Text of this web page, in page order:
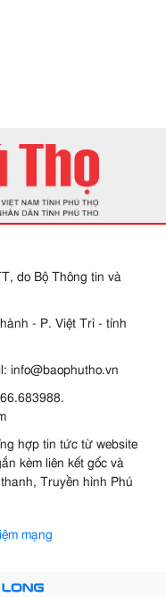
do Bộ Thông tin và
- P. Việt Trì - tỉnh
info@baophutho.vn
hợp tin tức từ website
kèm liên kết gốc và
Truyền hình Phú